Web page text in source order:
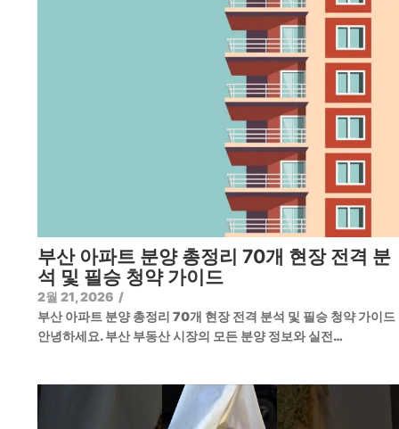
부산 아파트 분양 총정리 70개 현장 전격 분
석 및 필승 청약 가이드
2월 21, 2026 /
부산 아파트 분양 총정리 70개 현장 전격 분석 및 필승 청약 가이
안녕하세요. 부산 부동산 시장의 모든 분양 정보와 실전…